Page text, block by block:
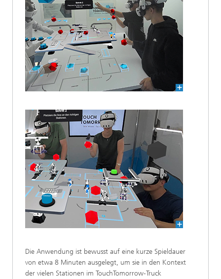
Die Anwendung ist bewusst auf eine kurze Spieldauer
von etwa 8 Minuten ausgelegt, um sie in den Kontext
der vielen Stationen im TouchTomorrow-Truck